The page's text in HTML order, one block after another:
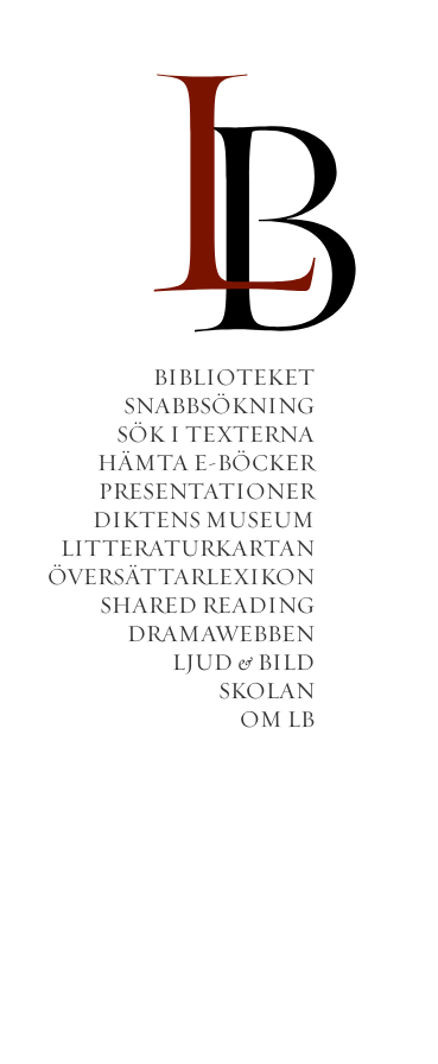
BIBLIOTEKET
SNABBSÖKNING
SÖK I TEXTERNA
HÄMTA E-BÖCKER
PRESENTATIONER
DIKTENS MUSEUM
LITTERATURKARTAN
ÖVERSÄTTARLEXIKON
SHARED READING
DRAMAWEBBEN
LJUD & BILD
SKOLAN
OM LB